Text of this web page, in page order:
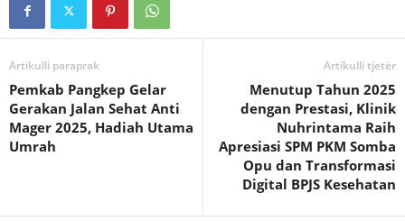
Artikulli paraprak
Pemkab Pangkep Gelar
Gerakan Jalan Sehat Anti
Mager 2025, Hadiah Utama
Umrah
Artikulli tjetër
Menutup Tahun 2025
dengan Prestasi, Klinik
Nuhrintama Raih
Apresiasi SPM PKM Somba
Opu dan Transformasi
Digital BPJS Kesehatan